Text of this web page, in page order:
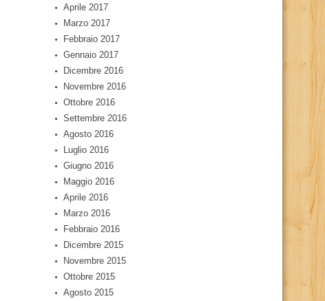
Aprile 2017
Marzo 2017
Febbraio 2017
Gennaio 2017
Dicembre 2016
Novembre 2016
Ottobre 2016
Settembre 2016
Agosto 2016
Luglio 2016
Giugno 2016
Maggio 2016
Aprile 2016
Marzo 2016
Febbraio 2016
Dicembre 2015
Novembre 2015
Ottobre 2015
Agosto 2015